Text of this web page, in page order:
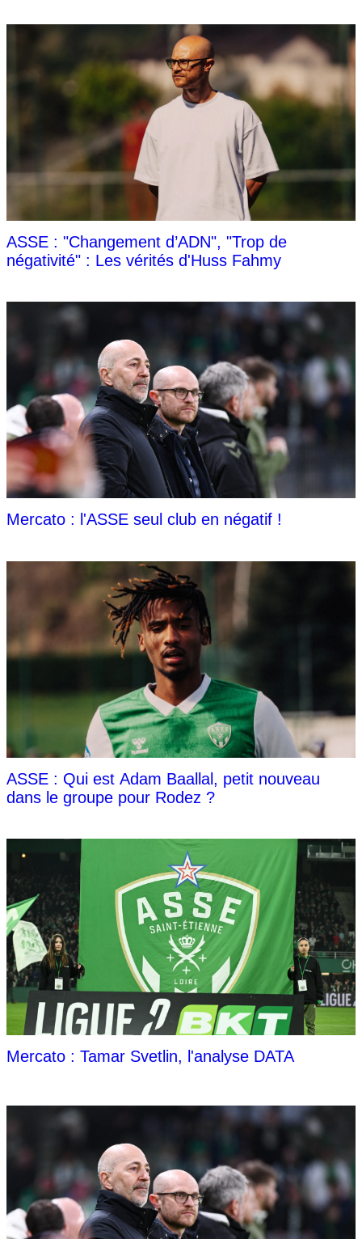
ASSE : "Changement d’ADN", "Trop de
négativité" : Les vérités d'Huss Fahmy
Mercato : l'ASSE seul club en négatif !
ASSE : Qui est Adam Baallal, petit nouveau
dans le groupe pour Rodez ?
Mercato : Tamar Svetlin, l'analyse DATA